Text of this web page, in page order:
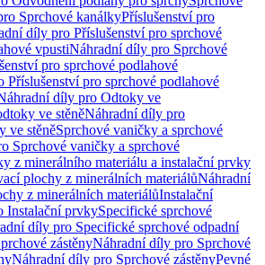
Sprchové kanálkyPříslušenství pro
díly pro Příslušenství pro sprchové
vpustiNáhradní díly pro Sprchové
pro sprchové podlahové
Příslušenství pro sprchové podlahové
díly pro Odtoky ve
ve stěněNáhradní díly pro
ve stěněSprchové vaničky a sprchové
Sprchové vaničky a sprchové
z minerálního materiálu a instalační prvky
plochy z minerálních materiálůNáhradní
z minerálních materiálůInstalační
Instalační prvkySpecifické sprchové
díly pro Specifické sprchové odpadní
zástěnyNáhradní díly pro Sprchové
Náhradní díly pro Sprchové zástěnyPevné